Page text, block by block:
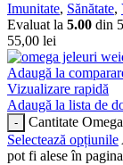
Imunitate, Sănătate,
Evaluat la 5.00 din 5
55,00 lei
Adaugă la
Vizualizare rapidă
Adaugă la lista de
Cantitate
Selectează opțiunile
pot fi alese în